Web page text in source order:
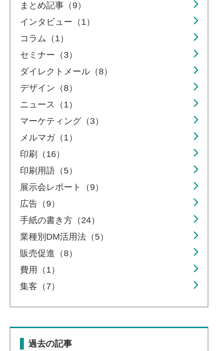
まとめ記事（9）
インタビュー（1）
コラム（1）
セミナー（3）
ダイレクトメール（8）
デザイン（8）
ニュース（1）
マーケティング（3）
メルマガ（1）
印刷（16）
印刷用語（5）
展示会レポート（9）
広告（9）
手紙の書き方（24）
業種別DM活用法（5）
販売促進（8）
費用（1）
集客（7）
過去の記事